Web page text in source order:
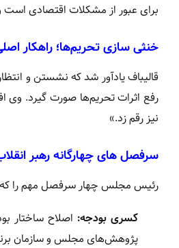
برای عبور از مشکلات اقتصادی
خنثی‌ سازی تحریم‌ها؛ راهکار
قالیباف یادآور شد که نشستن و
رفع اثرات تحریم‌ها صورت گیرد. وی
نیز رقم زد.»
سرفصل‌ های چهارگانه رهبر
رئیس مجلس چهار سرفصل مهم را که
کسری بودجه: اصلاح ساختار
پژوهش‌های مجلس و سازمان